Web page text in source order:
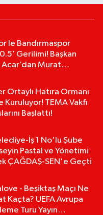
le Bandırmaspor
Gerilimi! Başkan
Murat
Ortaylı Hatıra Ormanı
Kuruluyor! TEMA Vakfı
Başlattı!
İş 1 No'lu Şube
Pastal ve Yönetimi
ÇAĞDAŞ-SEN'e Geçti
- Beşiktaş Maçı Ne
Kaçta? UEFA Avrupa
Turu Yayın